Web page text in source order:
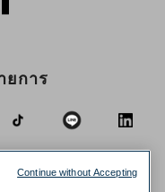
ยการ
Continue without Accepting